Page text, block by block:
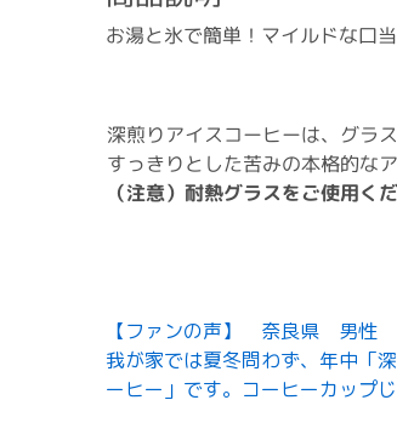
お湯と氷で簡単！マイルドな口
深煎りアイスコーヒーは、グラ
すっきりとした苦みの本格的な
（注意）耐熱グラスをご使用くだ
【ファンの声】 奈良県 男性
我が家では夏冬問わず、年中「
ーヒー」です。コーヒーカップ